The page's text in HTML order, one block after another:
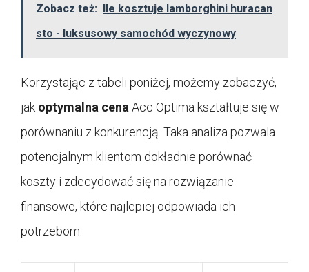
Zobacz też: Ile kosztuje lamborghini huracan
sto - luksusowy samochód wyczynowy
Korzystając z tabeli poniżej, możemy zobaczyć,
jak optymalna cena Acc Optima kształtuje się w
porównaniu z konkurencją. Taka analiza pozwala
potencjalnym klientom dokładnie porównać
koszty i zdecydować się na rozwiązanie
finansowe, które najlepiej odpowiada ich
potrzebom.